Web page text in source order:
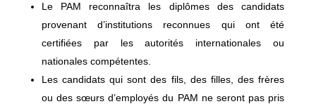
Le PAM reconnaîtra les diplômes des candidats
provenant d’institutions reconnues qui ont été
certifiées par les autorités internationales ou
nationales compétentes.
Les candidats qui sont des fils, des filles, des frères
ou des sœurs d’employés du PAM ne seront pas pris